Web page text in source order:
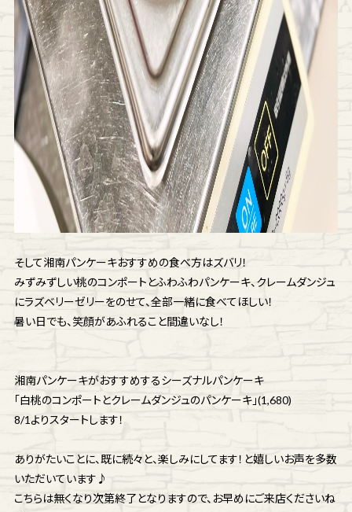
そして湘南パンケーキおすすめの食べ方はズバリ！
みずみずしい桃のコンポートとふわふわパンケーキ、クレームダンジュ
にラズベリーゼリーをのせて、全部一緒に食べてほしい！
暑い日でも、笑顔があふれること間違いなし！
湘南パンケーキがおすすめするシーズナルパンケーキ
「白桃のコンポートとクレームダンジュのパンケーキ」(1,680)
8/1よりスタートします！
ありがたいことに、既に続々と、楽しみにしてます！と嬉しいお声を多数
いただいています♪
こちらは無くなり次第終了となりますので、お早めにご来店くださいね